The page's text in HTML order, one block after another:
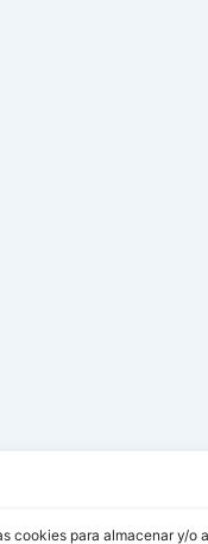
cookies para almacenar y/o